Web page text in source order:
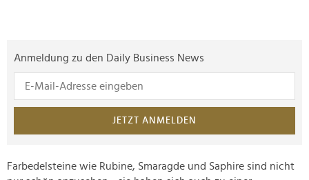
Anmeldung zu den Daily Business News
JETZT ANMELDEN
Farbedelsteine wie Rubine, Smaragde und Saphire sind nicht